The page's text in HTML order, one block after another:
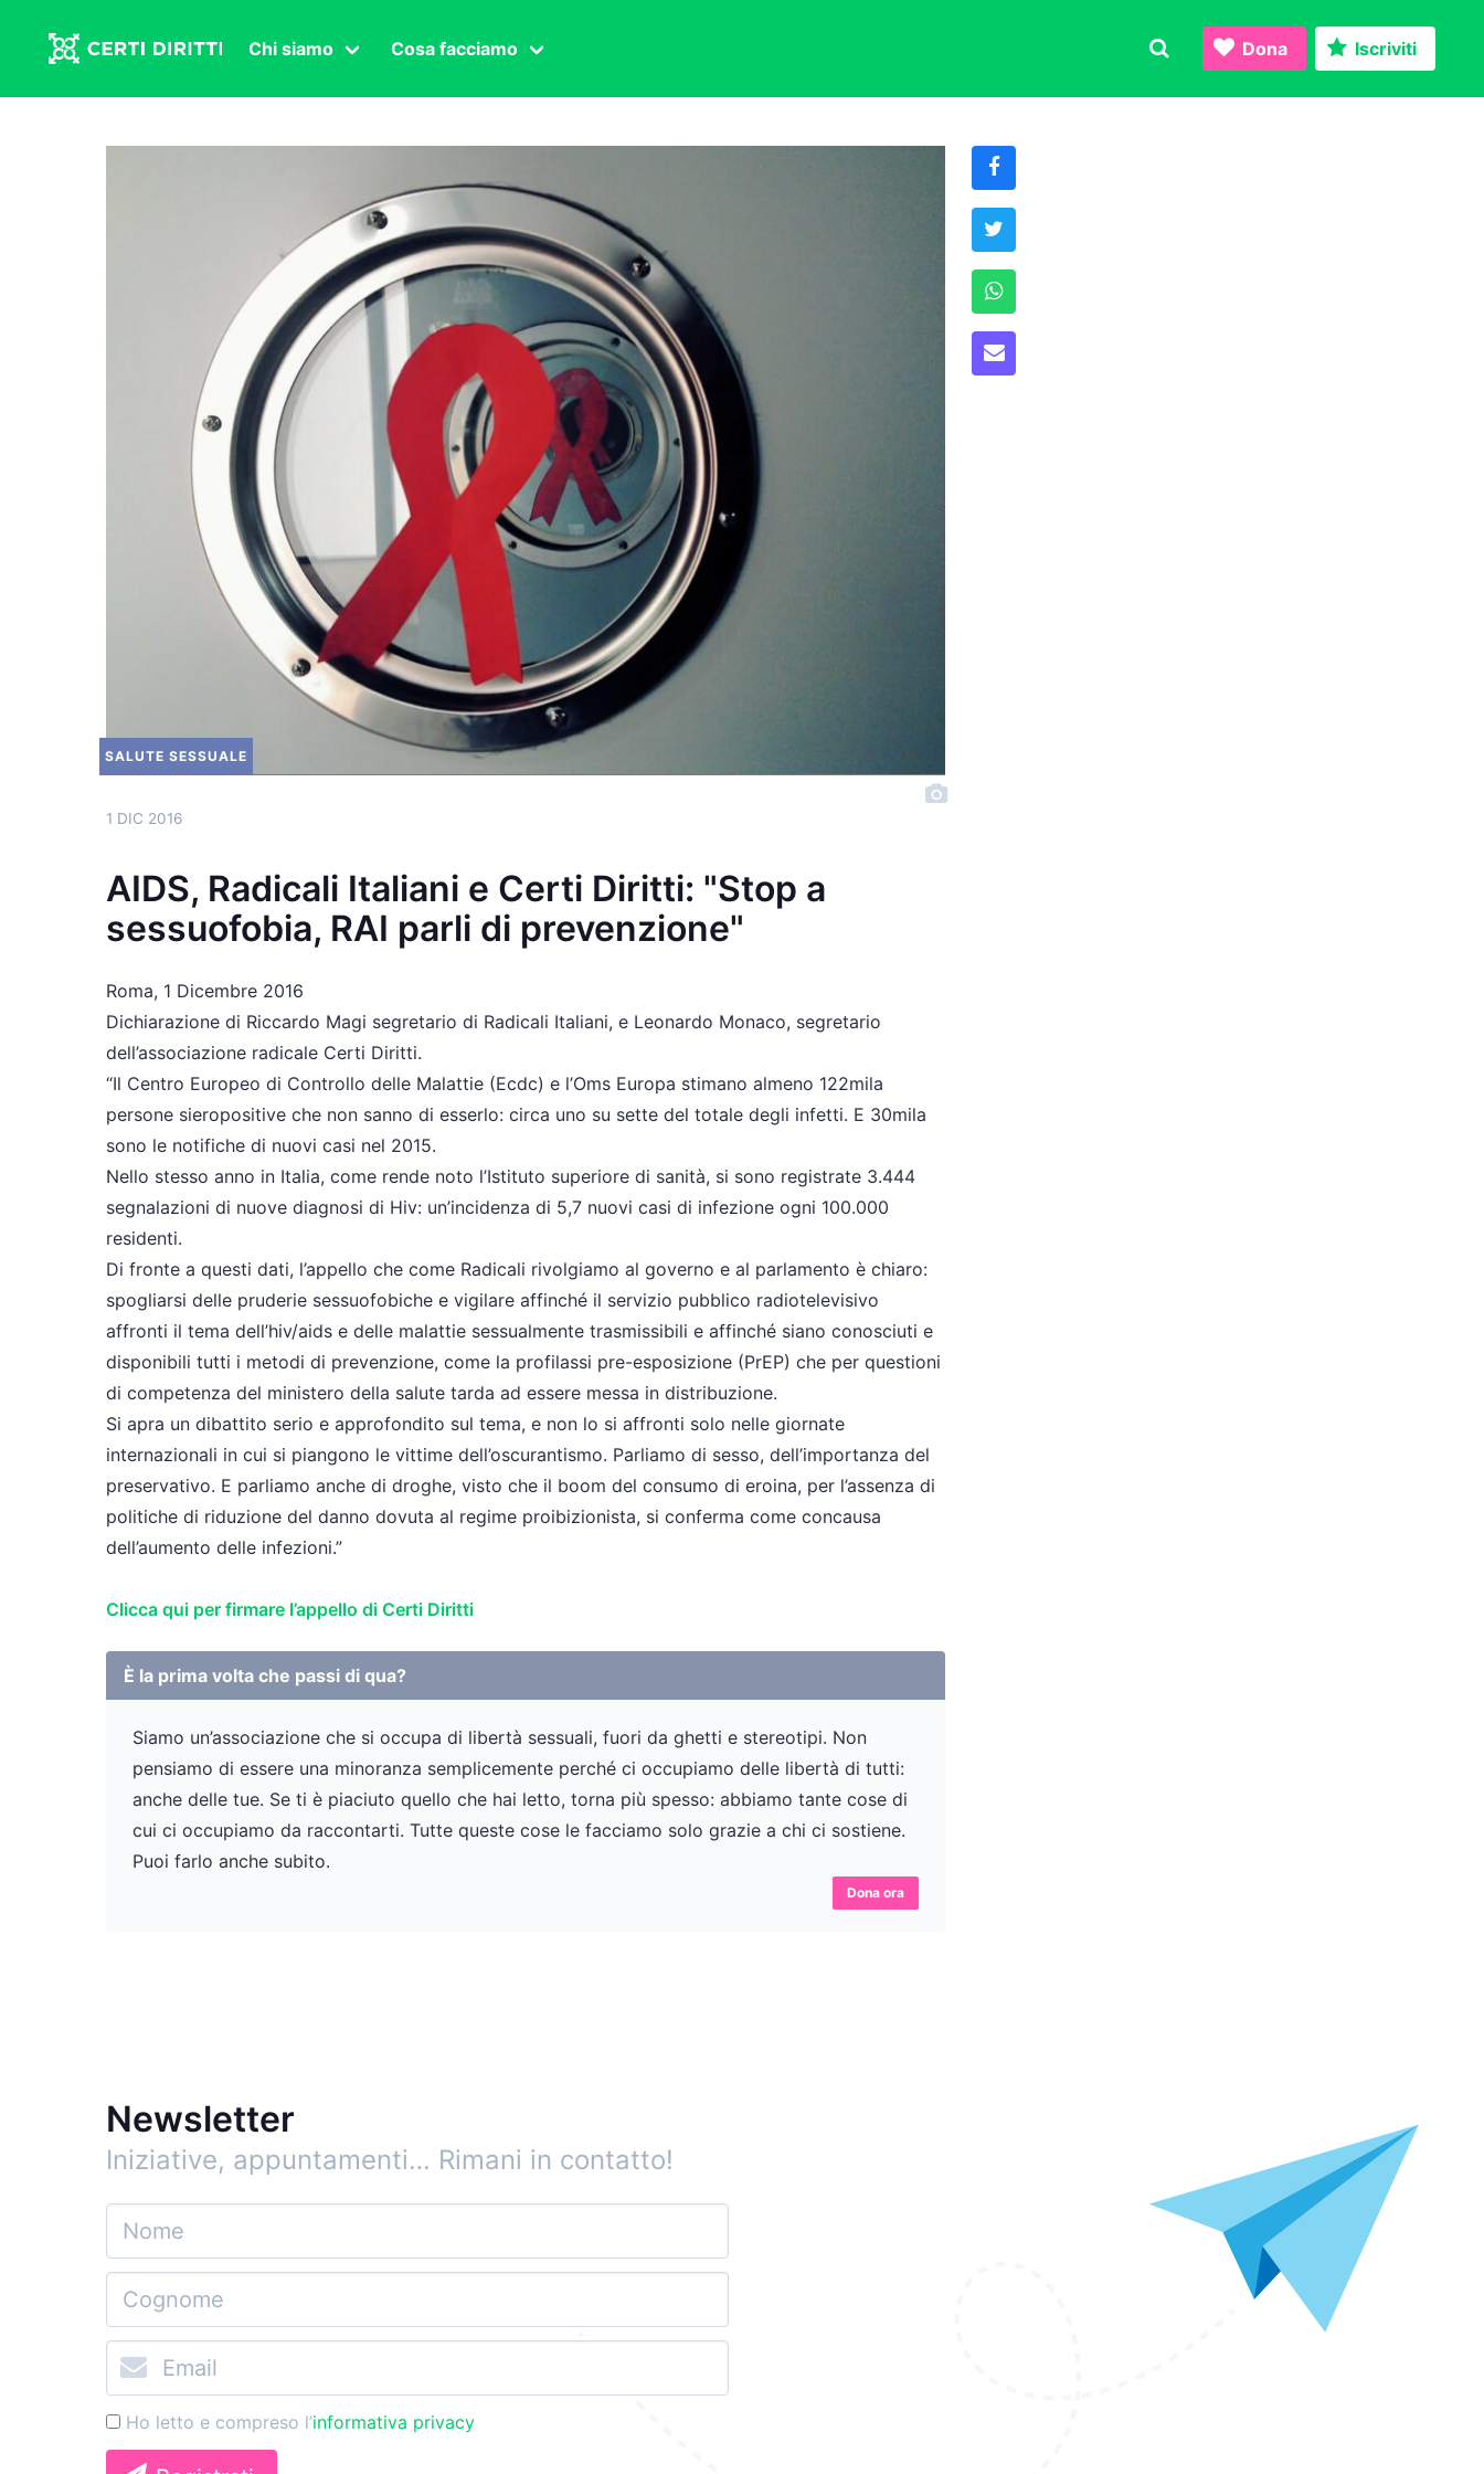
Chi siamo
Congressi
Cosa facciamo
Lavoro sessuale
Salute sessuale
Transnazionale
Politica
Fuor di Pagina
Dona Iscriviti
SALUTE SESSUALE
1 DIC 2016
AIDS, Radicali Italiani e Certi Diritti: "Stop a
sessuofobia, RAI parli di prevenzione"
Roma, 1 Dicembre 2016
Dichiarazione di Riccardo Magi segretario di Radicali Italiani, e Leonardo Monaco, segretario
dell’associazione radicale Certi Diritti.
“Il Centro Europeo di Controllo delle Malattie (Ecdc) e l’Oms Europa stimano almeno 122mila
persone sieropositive che non sanno di esserlo: circa uno su sette del totale degli infetti. E 30mila
sono le notifiche di nuovi casi nel 2015.
Nello stesso anno in Italia, come rende noto l’Istituto superiore di sanità, si sono registrate 3.444
segnalazioni di nuove diagnosi di Hiv: un’incidenza di 5,7 nuovi casi di infezione ogni 100.000
residenti.
Di fronte a questi dati, l’appello che come Radicali rivolgiamo al governo e al parlamento è chiaro:
spogliarsi delle pruderie sessuofobiche e vigilare affinché il servizio pubblico radiotelevisivo
affronti il tema dell’hiv/aids e delle malattie sessualmente trasmissibili e affinché siano conosciuti e
disponibili tutti i metodi di prevenzione, come la profilassi pre-esposizione (PrEP) che per questioni
di competenza del ministero della salute tarda ad essere messa in distribuzione.
Si apra un dibattito serio e approfondito sul tema, e non lo si affronti solo nelle giornate
internazionali in cui si piangono le vittime dell’oscurantismo. Parliamo di sesso, dell’importanza del
preservativo. E parliamo anche di droghe, visto che il boom del consumo di eroina, per l’assenza di
politiche di riduzione del danno dovuta al regime proibizionista, si conferma come concausa
dell’aumento delle infezioni.”
Clicca qui per firmare l’appello di Certi Diritti
È la prima volta che passi di qua?
Siamo un’associazione che si occupa di libertà sessuali, fuori da ghetti e stereotipi. Non
pensiamo di essere una minoranza semplicemente perché ci occupiamo delle libertà di tutti:
anche delle tue. Se ti è piaciuto quello che hai letto, torna più spesso: abbiamo tante cose di
cui ci occupiamo da raccontarti. Tutte queste cose le facciamo solo grazie a chi ci sostiene.
Puoi farlo anche subito.
Dona ora
Newsletter
Iniziative, appuntamenti… Rimani in contatto!
Ho letto e compreso l’informativa privacy